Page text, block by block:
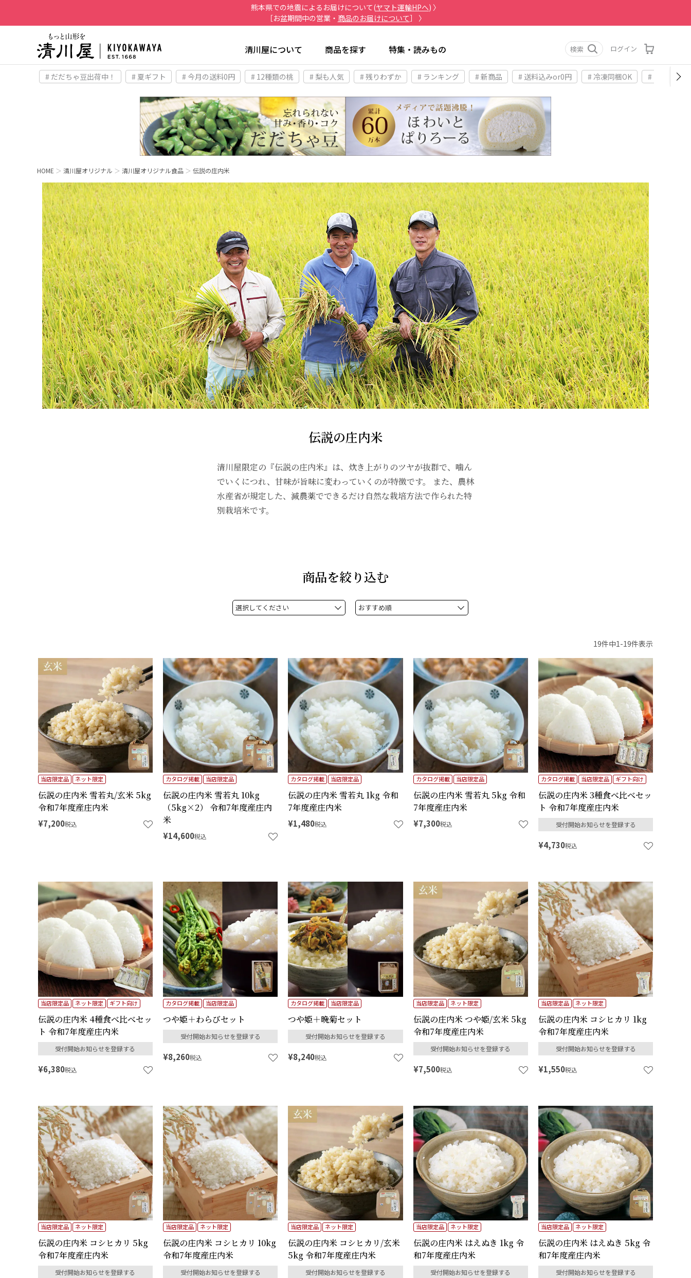
熊本県での地震によるお届けについて(ヤマト運輸HPへ) 〉
［お盆期間中の営業・ 商品のお届けについて］ 〉
清川屋について 商品を探す 特集・読みもの 検索 ログイン
# だだちゃ豆出荷中！ # 夏ギフト # 今月の送料0円 # 12種類の桃 # 梨も人気 # 残りわずか # ランキング # 新商品 # 送料込みor0円 # 冷凍同梱OK # お土産
HOME 清川屋オリジナル 清川屋オリジナル食品 伝説の庄内米
伝説の庄内米
清川屋限定の『伝説の庄内米』は、炊き上がりのツヤが抜群で、噛ん
でいくにつれ、甘味が旨味に変わっていくのが特徴です。 また、農林
水産省が規定した、減農薬でできるだけ自然な栽培方法で作られた特
別栽培米です。
商品を絞り込む
19件中1-19件表示
伝説の庄内米 雪若丸/玄米 5kg
令和7年度産庄内米
当店限定品 ネット限定
¥7,200税込
伝説の庄内米 雪若丸 10kg
（5kg×2） 令和7年度産庄内
米
カタログ掲載 当店限定品
¥14,600税込
伝説の庄内米 雪若丸 1kg 令和
7年度産庄内米
カタログ掲載 当店限定品
¥1,480税込
伝説の庄内米 雪若丸 5kg 令和
7年度産庄内米
カタログ掲載 当店限定品
¥7,300税込
伝説の庄内米 3種食べ比べセッ
ト 令和7年度産庄内米
カタログ掲載 当店限定品 ギフト向け
受付開始お知らせを登録する
¥4,730税込
伝説の庄内米 4種食べ比べセッ
ト 令和7年度産庄内米
当店限定品 ネット限定 ギフト向け
受付開始お知らせを登録する
¥6,380税込
つや姫＋わらびセット
カタログ掲載 当店限定品
受付開始お知らせを登録する
¥8,260税込
つや姫＋晩菊セット
カタログ掲載 当店限定品
受付開始お知らせを登録する
¥8,240税込
伝説の庄内米 つや姫/玄米 5kg
令和7年度産庄内米
当店限定品 ネット限定
受付開始お知らせを登録する
¥7,500税込
伝説の庄内米 コシヒカリ 1kg
令和7年度産庄内米
当店限定品 ネット限定
受付開始お知らせを登録する
¥1,550税込
伝説の庄内米 コシヒカリ 5kg
令和7年度産庄内米
当店限定品 ネット限定
受付開始お知らせを登録する
伝説の庄内米 コシヒカリ 10kg
令和7年度産庄内米
当店限定品 ネット限定
受付開始お知らせを登録する
伝説の庄内米 コシヒカリ/玄米
5kg 令和7年度産庄内米
当店限定品 ネット限定
受付開始お知らせを登録する
伝説の庄内米 はえぬき 1kg 令
和7年度産庄内米
当店限定品 ネット限定
受付開始お知らせを登録する
伝説の庄内米 はえぬき 5kg 令
和7年度産庄内米
当店限定品 ネット限定
受付開始お知らせを登録する